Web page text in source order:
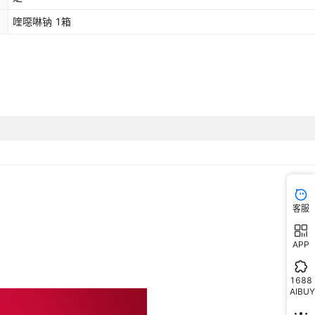
喹噁啉钠 1箱
客服
APP
1688
AIBUY